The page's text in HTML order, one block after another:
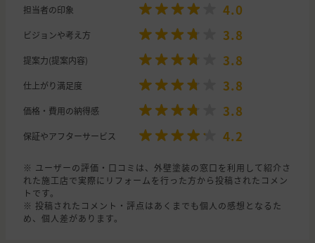
担当者の印象 4.0
ビジョンや考え方 3.8
提案力(提案内容) 3.8
仕上がり満足度 3.8
価格・費用の納得感 3.8
保証やアフターサービス 4.2
※ ユーザーの評価・口コミは、外壁塗装の窓口を利用して紹介さ
れた施工店で実際にリフォームを行った方から投稿されたコメン
トです。
※ 投稿されたコメント・評点はあくまでも個人の感想となるた
め、個人差があります。